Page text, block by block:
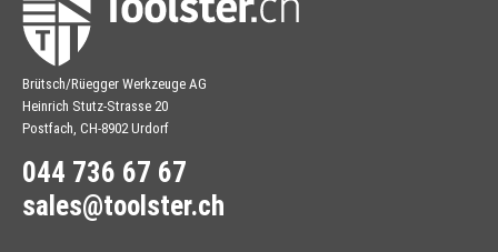
Brütsch/Rüegger Werkzeuge AG
Heinrich Stutz-Strasse 20
Postfach, CH-8902 Urdorf
044 736 67 67
sales@toolster.ch